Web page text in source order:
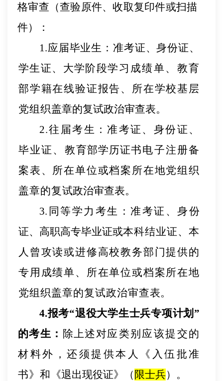
格审查（查验原件、 收取复印件或扫描
件）：
1.应届毕业生： 准考证、身份证、
学生证、大学阶段学习成绩单、教育
部学籍在线验证报告、所在学校基层
党组织盖章的复试政治审查表。
2.往届考生： 准考证、身份证、
毕业证、教育部学历证书电子注册备
案表、所在单位或档案所在地党组织
盖章的复试政治审查表。
3.同等学力考生： 准考证、身份
证、高职高专毕业证或本科结业证、本
人曾攻读或进修高校教务部门提供的
专用成绩单、所在单位或档案所在地
党组织盖章的复试政治审查表。
4.报考“退役大学生士兵专项计划”
的考生： 除上述对应类别应该提交的
材料外，还须提供本人《入伍批准
书》和
《退出现役证》 （ 限士兵）。